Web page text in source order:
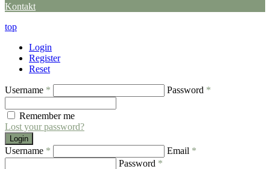
Kontakt
top
Login
Register
Reset
Username * Password *
Remember me
Lost your password?
Login
Username * Email *
Password *